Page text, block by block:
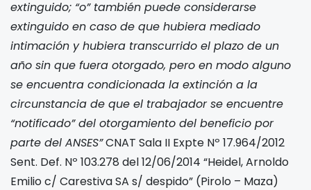
extinguido; “o” también puede considerarse
extinguido en caso de que hubiera mediado
intimación y hubiera transcurrido el plazo de un
año sin que fuera otorgado, pero en modo alguno
se encuentra condicionada la extinción a la
circunstancia de que el trabajador se encuentre
“notificado” del otorgamiento del beneficio por
parte del ANSES”CNAT Sala II Expte Nº 17.964/2012
Sent. Def. Nº 103.278 del 12/06/2014 “Heidel, Arnoldo
Emilio c/ Carestiva SA s/ despido” (Pirolo – Maza)